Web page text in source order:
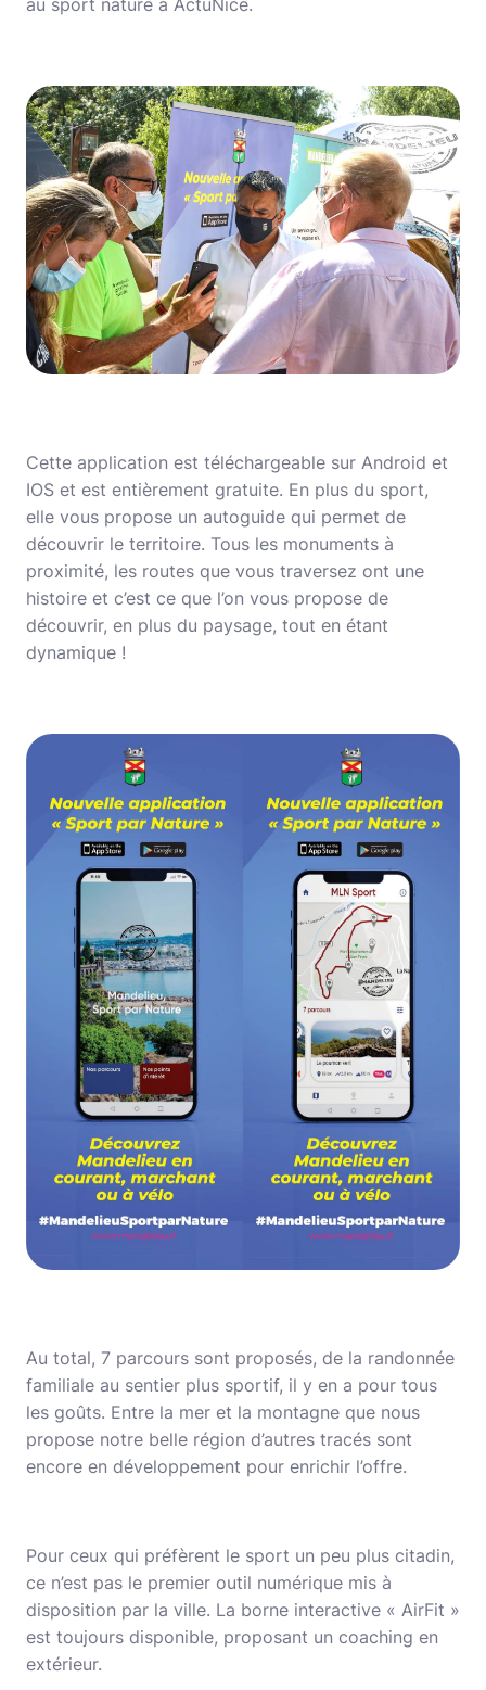
Cette application est téléchargeable sur Android et
IOS et est entièrement gratuite. En plus du sport,
elle vous propose un autoguide qui permet de
découvrir le territoire. Tous les monuments à
proximité, les routes que vous traversez ont une
histoire et c’est ce que l’on vous propose de
découvrir, en plus du paysage, tout en étant
dynamique !
Au total, 7 parcours sont proposés, de la randonnée
familiale au sentier plus sportif, il y en a pour tous
les goûts. Entre la mer et la montagne que nous
propose notre belle région d’autres tracés sont
encore en développement pour enrichir l’offre.
Pour ceux qui préfèrent le sport un peu plus citadin,
ce n’est pas le premier outil numérique mis à
disposition par la ville. La borne interactive « AirFit »
est toujours disponible, proposant un coaching en
extérieur.